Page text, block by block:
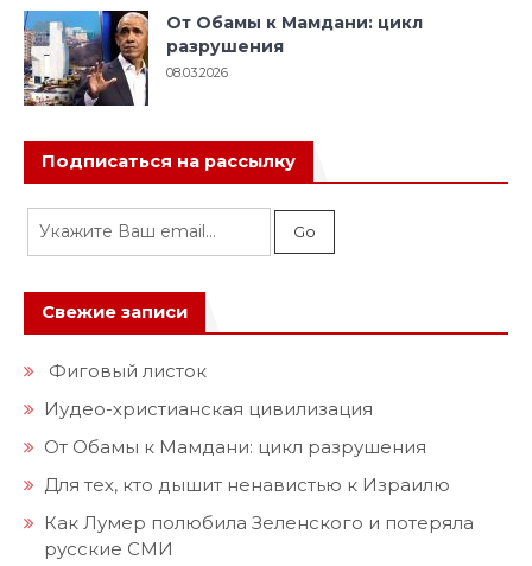
От Обамы к Мамдани: цикл
разрушения
08.03.2026
Подписаться на рассылку
Свежие записи
Фиговый листок
Иудео-христианская цивилизация
От Обамы к Мамдани: цикл разрушения
Для тех, кто дышит ненавистью к Израилю
Как Лумер полюбила Зеленского и потеряла
русские СМИ